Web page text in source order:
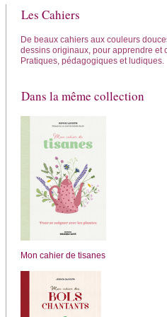
Les Cahiers
De beaux cahiers aux couleurs
dessins originaux, pour apprendre et
Pratiques, pédagogiques et ludiques.
Dans la même collection
Mon cahier de tisanes